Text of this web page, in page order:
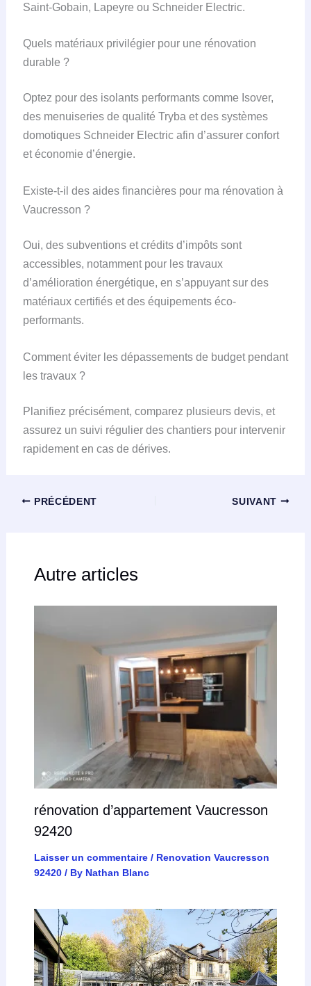
Saint-Gobain, Lapeyre ou Schneider Electric.
Quels matériaux privilégier pour une rénovation
durable ?
Optez pour des isolants performants comme Isover,
des menuiseries de qualité Tryba et des systèmes
domotiques Schneider Electric afin d’assurer confort
et économie d’énergie.
Existe-t-il des aides financières pour ma rénovation à
Vaucresson ?
Oui, des subventions et crédits d’impôts sont
accessibles, notamment pour les travaux
d’amélioration énergétique, en s’appuyant sur des
matériaux certifiés et des équipements éco-
performants.
Comment éviter les dépassements de budget pendant
les travaux ?
Planifiez précisément, comparez plusieurs devis, et
assurez un suivi régulier des chantiers pour intervenir
rapidement en cas de dérives.
PRÉCÉDENT SUIVANT
Autre articles
rénovation d’appartement Vaucresson
92420
Laisser un commentaire / Renovation Vaucresson
92420/ By Nathan Blanc